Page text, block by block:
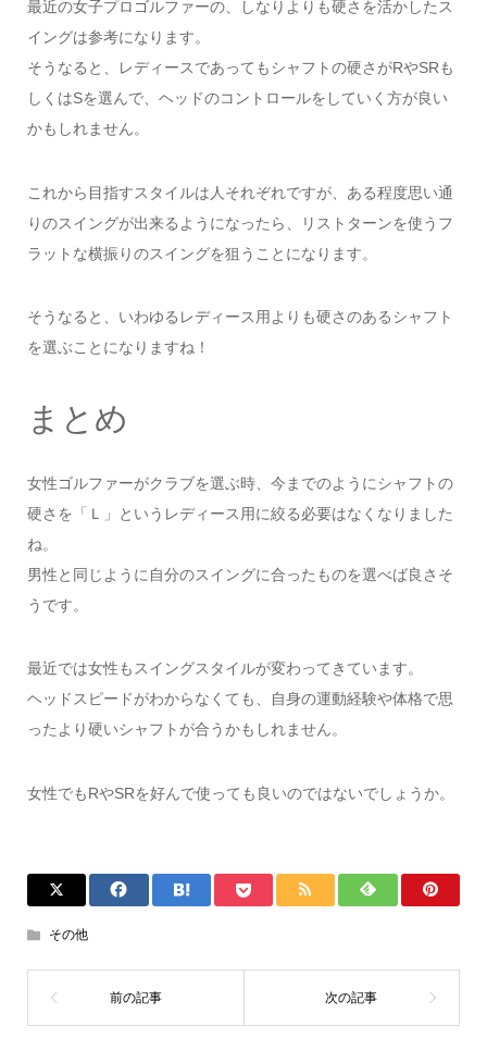
最近の女子プロゴルファーの、しなりよりも硬さを活かしたス
イングは参考になります。
そうなると、レディースであってもシャフトの硬さがRやSRも
しくはSを選んで、ヘッドのコントロールをしていく方が良い
かもしれません。
これから目指すスタイルは人それぞれですが、ある程度思い通
りのスイングが出来るようになったら、リストターンを使うフ
ラットな横振りのスイングを狙うことになります。
そうなると、いわゆるレディース用よりも硬さのあるシャフト
を選ぶことになりますね！
まとめ
女性ゴルファーがクラブを選ぶ時、今までのようにシャフトの
硬さを「Ｌ」というレディース用に絞る必要はなくなりました
ね。
男性と同じように自分のスイングに合ったものを選べば良さそ
うです。
最近では女性もスイングスタイルが変わってきています。
ヘッドスピードがわからなくても、自身の運動経験や体格で思
ったより硬いシャフトが合うかもしれません。
女性でもRやSRを好んで使っても良いのではないでしょうか。
その他